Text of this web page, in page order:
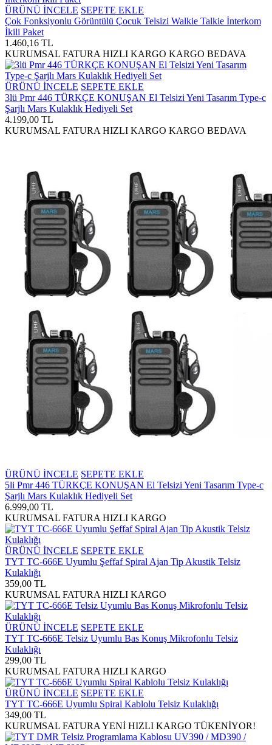
ÜRÜNÜ İNCELE SEPETE EKLE
Çok Fonksiyonlu Görüntülü Çocuk Telsizi Walkie Talkie İnterkom
İkili Paket
1.460,16 TL
KURUMSAL FATURA HIZLI KARGO KARGO BEDAVA
ÜRÜNÜ İNCELE SEPETE EKLE
3lü Pmr 446 TÜRKÇE KONUŞAN El Telsizi Yeni Tasarım Type-c
Şarjlı Mars Kulaklık Hediyeli Set
4.199,00 TL
KURUMSAL FATURA HIZLI KARGO KARGO BEDAVA
ÜRÜNÜ İNCELE SEPETE EKLE
5li Pmr 446 TÜRKÇE KONUŞAN El Telsizi Yeni Tasarım Type-c
Şarjlı Mars Kulaklık Hediyeli Set
6.999,00 TL
KURUMSAL FATURA HIZLI KARGO
ÜRÜNÜ İNCELE SEPETE EKLE
TYT TC-666E Uyumlu Şeffaf Spiral Ajan Tip Akustik Telsiz
Kulaklığı
359,00 TL
KURUMSAL FATURA HIZLI KARGO
ÜRÜNÜ İNCELE SEPETE EKLE
TYT TC-666E Telsiz Uyumlu Bas Konuş Mikrofonlu Telsiz
Kulaklığı
299,00 TL
KURUMSAL FATURA HIZLI KARGO
ÜRÜNÜ İNCELE SEPETE EKLE
TYT TC-666E Uyumlu Spiral Kablolu Telsiz Kulaklığı
349,00 TL
KURUMSAL FATURAYENİ HIZLI KARGO TÜKENİYOR!